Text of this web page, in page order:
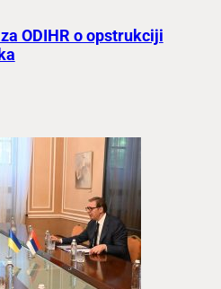
ODIHR o opstrukciji